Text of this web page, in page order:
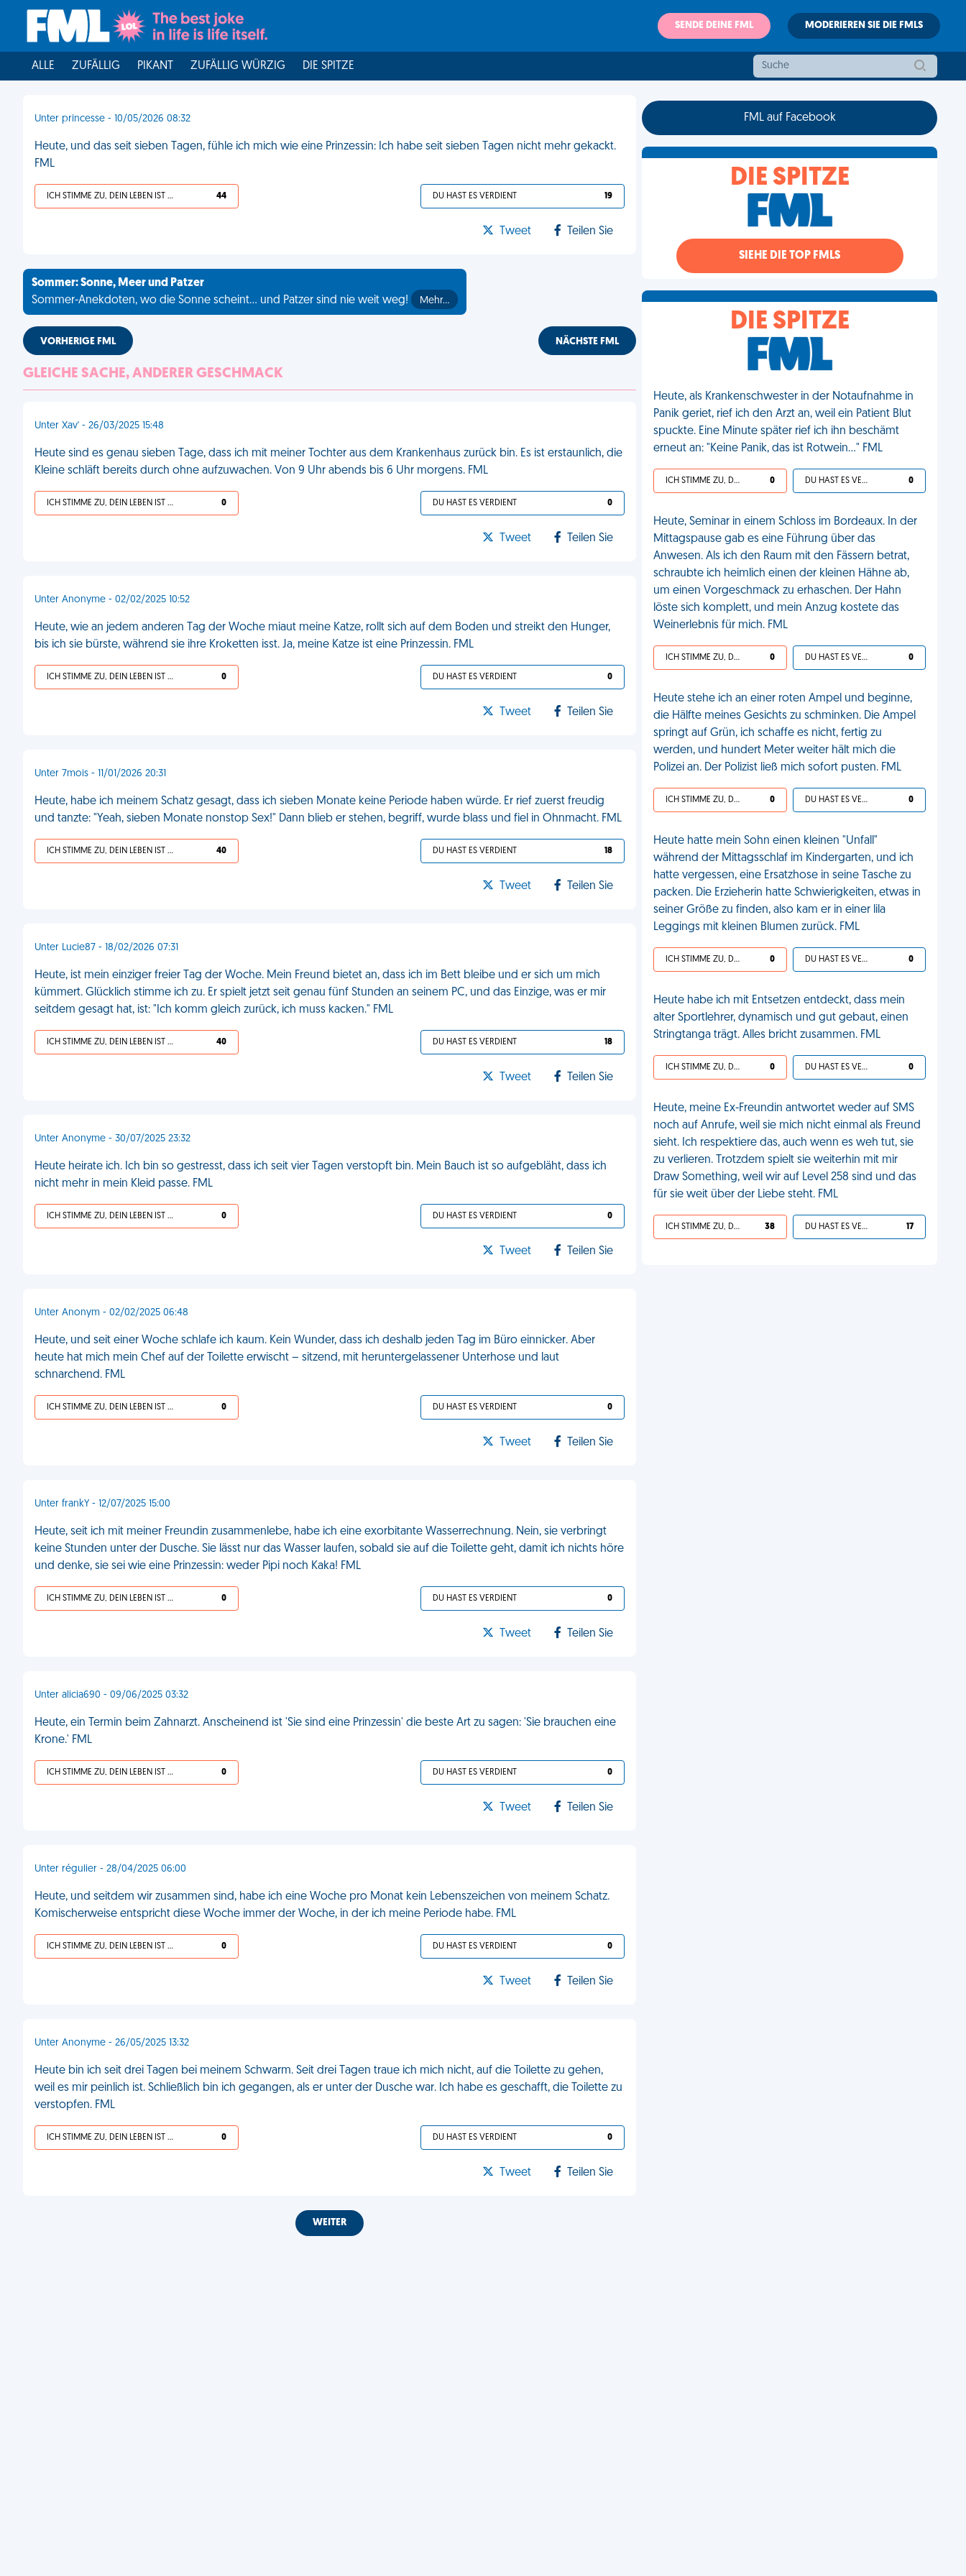
SENDE DEINE FML MODERIEREN SIE DIE FMLS
ALLE ZUFÄLLIG PIKANT ZUFÄLLIG WÜRZIG DIE SPITZE
Unter princesse - 10/05/2026 08:32
Heute, und das seit sieben Tagen, fühle ich mich wie eine Prinzessin: Ich habe seit sieben Tagen nicht mehr gekackt.
FML
ICH STIMME ZU, DEIN LEBEN IST SCHEISSE 44 DU HAST ES VERDIENT 19
Tweet Teilen Sie
Sommer: Sonne, Meer und Patzer
Sommer-Anekdoten, wo die Sonne scheint... und Patzer sind nie weit weg!
Mehr…
VORHERIGE FML NÄCHSTE FML
GLEICHE SACHE, ANDERER GESCHMACK
Unter Xav' - 26/03/2025 15:48
Heute sind es genau sieben Tage, dass ich mit meiner Tochter aus dem Krankenhaus zurück bin. Es ist erstaunlich, die
Kleine schläft bereits durch ohne aufzuwachen. Von 9 Uhr abends bis 6 Uhr morgens. FML
ICH STIMME ZU, DEIN LEBEN IST SCHEISSE 0 DU HAST ES VERDIENT 0
Tweet Teilen Sie
Unter Anonyme - 02/02/2025 10:52
Heute, wie an jedem anderen Tag der Woche miaut meine Katze, rollt sich auf dem Boden und streikt den Hunger,
bis ich sie bürste, während sie ihre Kroketten isst. Ja, meine Katze ist eine Prinzessin. FML
ICH STIMME ZU, DEIN LEBEN IST SCHEISSE 0 DU HAST ES VERDIENT 0
Tweet Teilen Sie
Unter 7mois - 11/01/2026 20:31
Heute, habe ich meinem Schatz gesagt, dass ich sieben Monate keine Periode haben würde. Er rief zuerst freudig
und tanzte: "Yeah, sieben Monate nonstop Sex!" Dann blieb er stehen, begriff, wurde blass und fiel in Ohnmacht. FML
ICH STIMME ZU, DEIN LEBEN IST SCHEISSE 40 DU HAST ES VERDIENT 18
Tweet Teilen Sie
Unter Lucie87 - 18/02/2026 07:31
Heute, ist mein einziger freier Tag der Woche. Mein Freund bietet an, dass ich im Bett bleibe und er sich um mich
kümmert. Glücklich stimme ich zu. Er spielt jetzt seit genau fünf Stunden an seinem PC, und das Einzige, was er mir
seitdem gesagt hat, ist: "Ich komm gleich zurück, ich muss kacken." FML
ICH STIMME ZU, DEIN LEBEN IST SCHEISSE 40 DU HAST ES VERDIENT 18
Tweet Teilen Sie
Unter Anonyme - 30/07/2025 23:32
Heute heirate ich. Ich bin so gestresst, dass ich seit vier Tagen verstopft bin. Mein Bauch ist so aufgebläht, dass ich
nicht mehr in mein Kleid passe. FML
ICH STIMME ZU, DEIN LEBEN IST SCHEISSE 0 DU HAST ES VERDIENT 0
Tweet Teilen Sie
Unter Anonym - 02/02/2025 06:48
Heute, und seit einer Woche schlafe ich kaum. Kein Wunder, dass ich deshalb jeden Tag im Büro einnicker. Aber
heute hat mich mein Chef auf der Toilette erwischt – sitzend, mit heruntergelassener Unterhose und laut
schnarchend. FML
ICH STIMME ZU, DEIN LEBEN IST SCHEISSE 0 DU HAST ES VERDIENT 0
Tweet Teilen Sie
Unter frankY - 12/07/2025 15:00
Heute, seit ich mit meiner Freundin zusammenlebe, habe ich eine exorbitante Wasserrechnung. Nein, sie verbringt
keine Stunden unter der Dusche. Sie lässt nur das Wasser laufen, sobald sie auf die Toilette geht, damit ich nichts höre
und denke, sie sei wie eine Prinzessin: weder Pipi noch Kaka! FML
ICH STIMME ZU, DEIN LEBEN IST SCHEISSE 0 DU HAST ES VERDIENT 0
Tweet Teilen Sie
Unter alicia690 - 09/06/2025 03:32
Heute, ein Termin beim Zahnarzt. Anscheinend ist 'Sie sind eine Prinzessin' die beste Art zu sagen: 'Sie brauchen eine
Krone.' FML
ICH STIMME ZU, DEIN LEBEN IST SCHEISSE 0 DU HAST ES VERDIENT 0
Tweet Teilen Sie
Unter régulier - 28/04/2025 06:00
Heute, und seitdem wir zusammen sind, habe ich eine Woche pro Monat kein Lebenszeichen von meinem Schatz.
Komischerweise entspricht diese Woche immer der Woche, in der ich meine Periode habe. FML
ICH STIMME ZU, DEIN LEBEN IST SCHEISSE 0 DU HAST ES VERDIENT 0
Tweet Teilen Sie
Unter Anonyme - 26/05/2025 13:32
Heute bin ich seit drei Tagen bei meinem Schwarm. Seit drei Tagen traue ich mich nicht, auf die Toilette zu gehen,
weil es mir peinlich ist. Schließlich bin ich gegangen, als er unter der Dusche war. Ich habe es geschafft, die Toilette zu
verstopfen. FML
ICH STIMME ZU, DEIN LEBEN IST SCHEISSE 0 DU HAST ES VERDIENT 0
Tweet Teilen Sie
WEITER
FML auf Facebook
DIE SPITZE
SIEHE DIE TOP FMLS
DIE SPITZE
Heute, als Krankenschwester in der Notaufnahme in
Panik geriet, rief ich den Arzt an, weil ein Patient Blut
spuckte. Eine Minute später rief ich ihn beschämt
erneut an: "Keine Panik, das ist Rotwein..." FML
ICH STIMME ZU, DEIN LEBEN IST SCHEISSE 0 DU HAST ES VERDIENT 0
Heute, Seminar in einem Schloss im Bordeaux. In der
Mittagspause gab es eine Führung über das
Anwesen. Als ich den Raum mit den Fässern betrat,
schraubte ich heimlich einen der kleinen Hähne ab,
um einen Vorgeschmack zu erhaschen. Der Hahn
löste sich komplett, und mein Anzug kostete das
Weinerlebnis für mich. FML
ICH STIMME ZU, DEIN LEBEN IST SCHEISSE 0 DU HAST ES VERDIENT 0
Heute stehe ich an einer roten Ampel und beginne,
die Hälfte meines Gesichts zu schminken. Die Ampel
springt auf Grün, ich schaffe es nicht, fertig zu
werden, und hundert Meter weiter hält mich die
Polizei an. Der Polizist ließ mich sofort pusten. FML
ICH STIMME ZU, DEIN LEBEN IST SCHEISSE 0 DU HAST ES VERDIENT 0
Heute hatte mein Sohn einen kleinen "Unfall"
während der Mittagsschlaf im Kindergarten, und ich
hatte vergessen, eine Ersatzhose in seine Tasche zu
packen. Die Erzieherin hatte Schwierigkeiten, etwas in
seiner Größe zu finden, also kam er in einer lila
Leggings mit kleinen Blumen zurück. FML
ICH STIMME ZU, DEIN LEBEN IST SCHEISSE 0 DU HAST ES VERDIENT 0
Heute habe ich mit Entsetzen entdeckt, dass mein
alter Sportlehrer, dynamisch und gut gebaut, einen
Stringtanga trägt. Alles bricht zusammen. FML
ICH STIMME ZU, DEIN LEBEN IST SCHEISSE 0 DU HAST ES VERDIENT 0
Heute, meine Ex-Freundin antwortet weder auf SMS
noch auf Anrufe, weil sie mich nicht einmal als Freund
sieht. Ich respektiere das, auch wenn es weh tut, sie
zu verlieren. Trotzdem spielt sie weiterhin mit mir
Draw Something, weil wir auf Level 258 sind und das
für sie weit über der Liebe steht. FML
ICH STIMME ZU, DEIN LEBEN IST SCHEISSE 38 DU HAST ES VERDIENT 17